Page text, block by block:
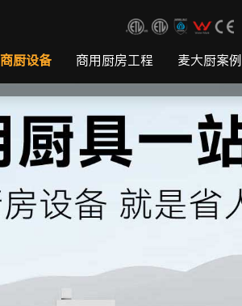
商厨设备 商用厨房工程 麦大厨案例